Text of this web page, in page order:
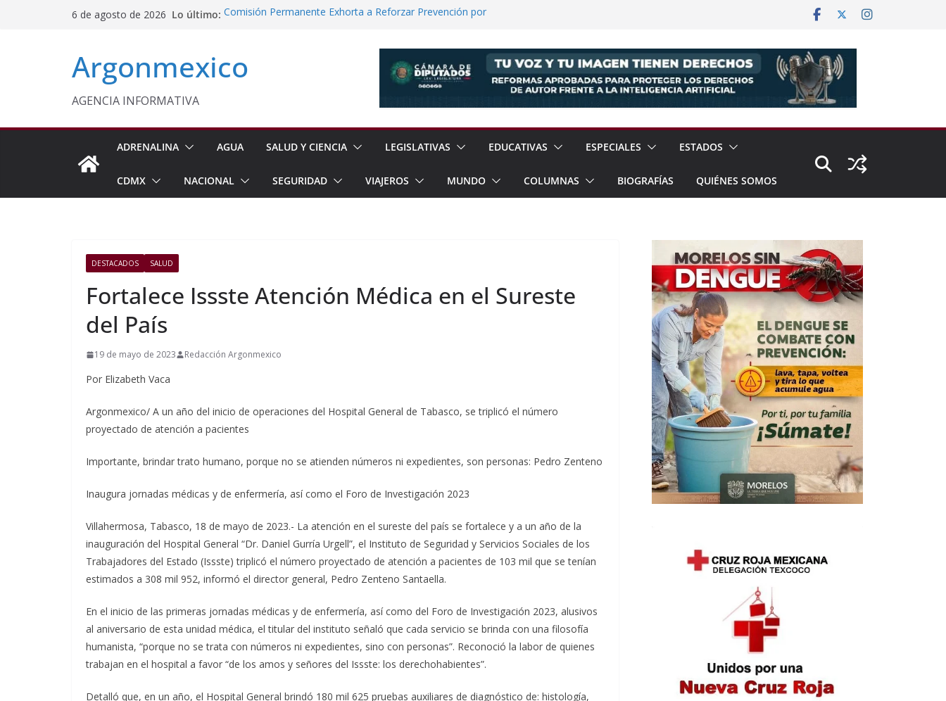
6 de agosto de 2026 Lo último: Comisión Permanente Exhorta a Reforzar Prevención por
Javier Saldaña Fortalece Aspiración con Multitudinario Evento
Reconoce ANTAD Morelos Estrategias de Seguridad de la
Siembra de 6.6 Millones de Árboles
Argonmexico
AGENCIA INFORMATIVA
ADRENALINA AGUA SALUD Y CIENCIA LEGISLATIVAS EDUCATIVAS ESPECIALES ESTADOS
CDMX NACIONAL SEGURIDAD VIAJEROS MUNDO COLUMNAS BIOGRAFÍAS QUIÉNES SOMOS
DESTACADOS SALUD
Fortalece Issste Atención Médica en el Sureste
del País
19 de mayo de 2023 Redacción Argonmexico
Por Elizabeth Vaca
Argonmexico/ A un año del inicio de operaciones del Hospital General de Tabasco, se triplicó el número
proyectado de atención a pacientes
Importante, brindar trato humano, porque no se atienden números ni expedientes, son personas: Pedro Zenteno
Inaugura jornadas médicas y de enfermería, así como el Foro de Investigación 2023
Villahermosa, Tabasco, 18 de mayo de 2023.- La atención en el sureste del país se fortalece y a un año de la
inauguración del Hospital General “Dr. Daniel Gurría Urgell”, el Instituto de Seguridad y Servicios Sociales de los
Trabajadores del Estado (Issste) triplicó el número proyectado de atención a pacientes de 103 mil que se tenían
estimados a 308 mil 952, informó el director general, Pedro Zenteno Santaella.
En el inicio de las primeras jornadas médicas y de enfermería, así como del Foro de Investigación 2023, alusivos
al aniversario de esta unidad médica, el titular del instituto señaló que cada servicio se brinda con una filosofía
humanista, “porque no se trata con números ni expedientes, sino con personas”. Reconoció la labor de quienes
trabajan en el hospital a favor “de los amos y señores del Issste: los derechohabientes”.
Detalló que, en un año, el Hospital General brindó 180 mil 625 pruebas auxiliares de diagnóstico de: histología,